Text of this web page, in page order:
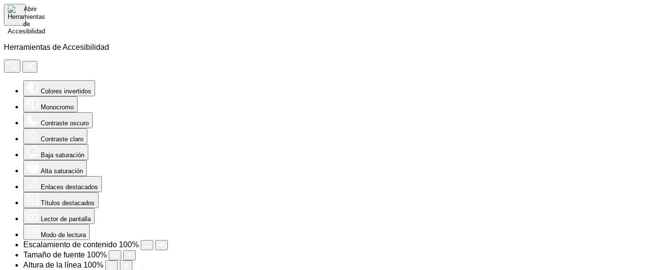
Herramientas de Accesibilidad
Colores invertidos
Monocromo
Contraste oscuro
Contraste claro
Baja saturación
Alta saturación
Enlaces destacados
Títulos destacados
Lector de pantalla
Modo de lectura
Escalamiento de contenido 100%
Tamaño de fuente 100%
Altura de la línea 100%